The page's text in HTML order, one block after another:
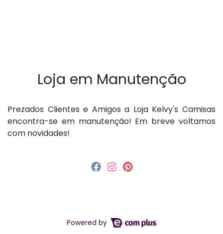
Loja em Manutenção
P rezados Clientes e Amigos a Loja Kelvy's Camisas
encontra-se em manutenção! Em breve voltamos
com novidades!
Powered by